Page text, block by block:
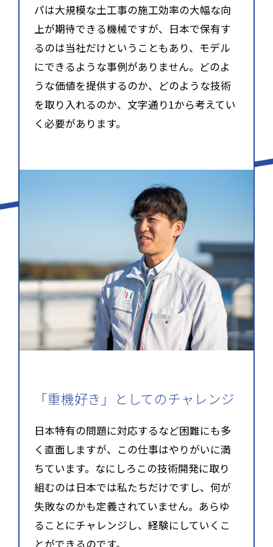
パは大規模な土工事の施工効率の大幅な向
上が期待できる機械ですが、日本で保有す
るのは当社だけということもあり、モデル
にできるような事例がありません。どのよ
うな価値を提供するのか、どのような技術
を取り入れるのか、文字通り1から考えてい
く必要があります。
「重機好き」としてのチャレンジ
日本特有の問題に対応するなど困難にも多
く直面しますが、この仕事はやりがいに満
ちています。なにしろこの技術開発に取り
組むのは日本では私たちだけですし、何が
失敗なのかも定義されていません。あらゆ
ることにチャレンジし、経験にしていくこ
とができるのです。